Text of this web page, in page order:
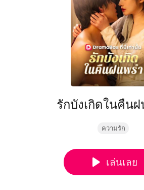
รักบังเกิดในคืน
ความรัก
เล่นเลย